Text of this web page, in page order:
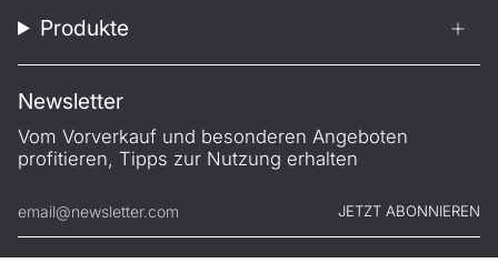
Produkte
Newsletter
Vom Vorverkauf und besonderen Angeboten
profitieren, Tipps zur Nutzung erhalten
JETZT ABONNIEREN